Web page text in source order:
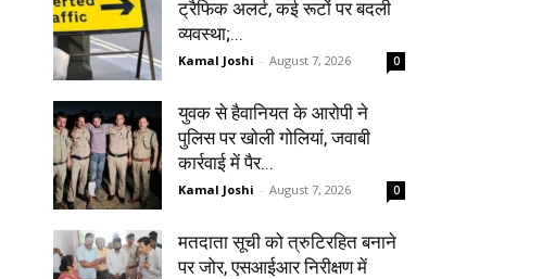
ट्रैफिक अलर्ट, कई रूटों पर बदली
व्यवस्था;...
Kamal Joshi - August 7, 2026 0
युवक से हैवानियत के आरोपी ने
पुलिस पर खोली गोलियां, जवाबी
कार्रवाई में पैर...
Kamal Joshi - August 7, 2026 0
मतदाता सूची को त्रुटिरहित बनाने
पर जोर, एसआईआर निरीक्षण में